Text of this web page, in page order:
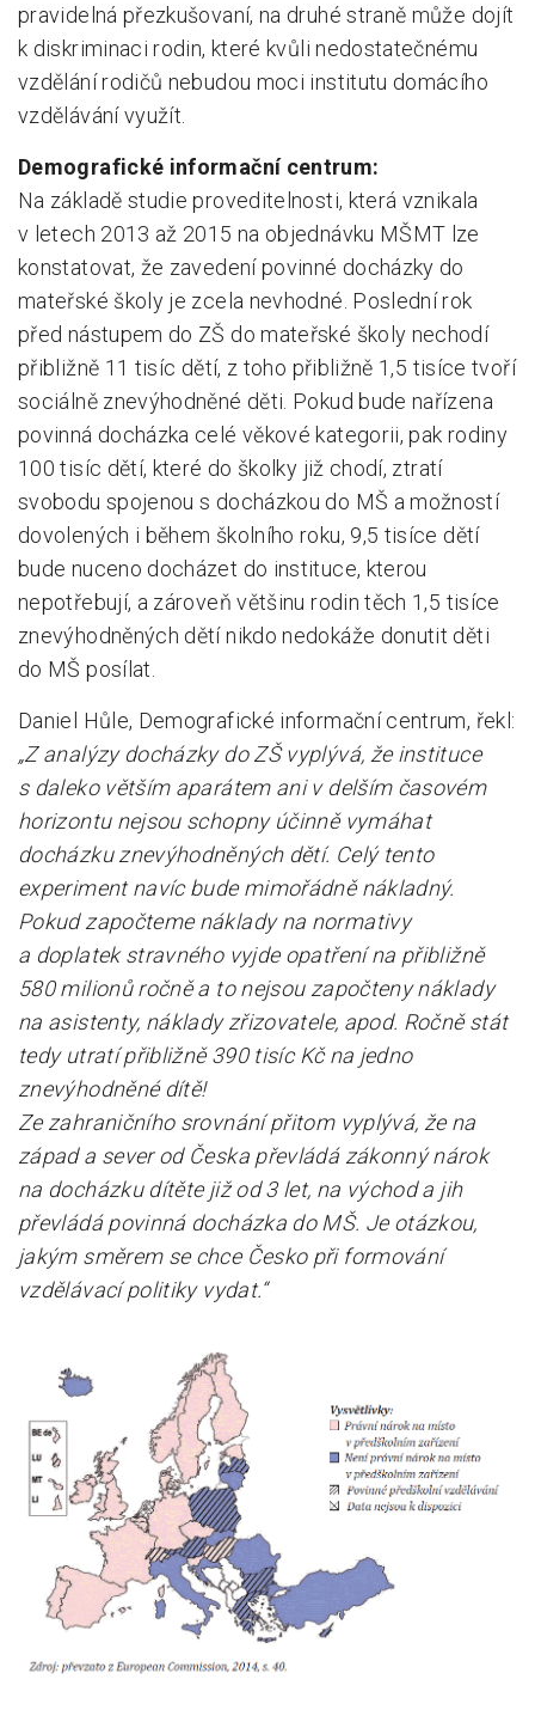
pravidelná přezkušovaní, na druhé straně může dojít
k diskriminaci rodin, které kvůli nedostatečnému
vzdělání rodičů nebudou moci institutu domácího
vzdělávání využít.
Demografické informační centrum:
Na základě studie proveditelnosti, která vznikala
v letech 2013 až 2015 na objednávku MŠMT lze
konstatovat, že zavedení povinné docházky do
mateřské školy je zcela nevhodné. Poslední rok
před nástupem do ZŠ do mateřské školy nechodí
přibližně 11 tisíc dětí, z toho přibližně 1,5 tisíce tvoří
sociálně znevýhodněné děti. Pokud bude nařízena
povinná docházka celé věkové kategorii, pak rodiny
100 tisíc dětí, které do školky již chodí, ztratí
svobodu spojenou s docházkou do MŠ a možností
dovolených i během školního roku, 9,5 tisíce dětí
bude nuceno docházet do instituce, kterou
nepotřebují, a zároveň většinu rodin těch 1,5 tisíce
znevýhodněných dětí nikdo nedokáže donutit děti
do MŠ posílat.
Daniel Hůle, Demografické informační centrum, řekl:
„Z analýzy docházky do ZŠ vyplývá, že instituce
s daleko větším aparátem ani v delším časovém
horizontu nejsou schopny účinně vymáhat
docházku znevýhodněných dětí. Celý tento
experiment navíc bude mimořádně nákladný.
Pokud započteme náklady na normativy
a doplatek stravného vyjde opatření na přibližně
580 milionů ročně a to nejsou započteny náklady
na asistenty, náklady zřizovatele, apod. Ročně stát
tedy utratí přibližně 390 tisíc Kč na jedno
znevýhodněné dítě!
Ze zahraničního srovnání přitom vyplývá, že na
západ a sever od Česka převládá zákonný nárok
na docházku dítěte již od 3 let, na východ a jih
převládá povinná docházka do MŠ. Je otázkou,
jakým směrem se chce Česko při formování
vzdělávací politiky vydat.“